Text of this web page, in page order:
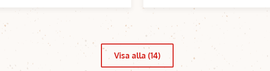
Visa alla (14)